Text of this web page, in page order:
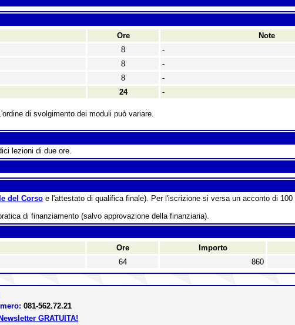
Ore
Note
8
-
8
-
8
-
24 -
di svolgimento dei moduli può variare.
lezioni di due ore.
del Corso e l'attestato di qualifica finale). Per l'iscrizione si versa un acconto di
di finanziamento (salvo approvazione della finanziaria).
Ore Importo
64 860
081-562.72.21
GRATUITA!